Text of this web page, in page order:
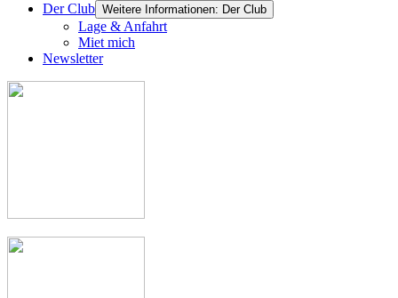
Der Club Weitere Informationen: Der Club
Lage & Anfahrt
Miet mich
Newsletter